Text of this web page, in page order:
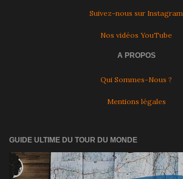
Suivez-nous sur Instagram
Nos vidéos YouTube
A PROPOS
Qui Sommes-Nous ?
Mentions légales
GUIDE ULTIME DU TOUR DU MONDE